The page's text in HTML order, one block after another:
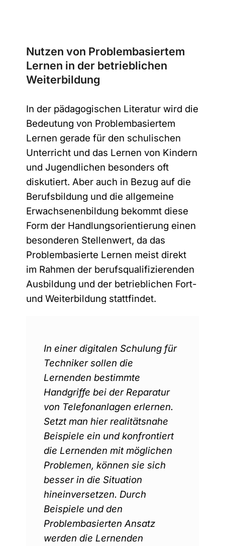
Nutzen von Problembasiertem
Lernen in der betrieblichen
Weiterbildung
In der pädagogischen Literatur wird die
Bedeutung von Problembasiertem
Lernen gerade für den schulischen
Unterricht und das Lernen von Kindern
und Jugendlichen besonders oft
diskutiert. Aber auch in Bezug auf die
Berufsbildung und die allgemeine
Erwachsenenbildung bekommt diese
Form der Handlungsorientierung einen
besonderen Stellenwert, da das
Problembasierte Lernen meist direkt
im Rahmen der berufsqualifizierenden
Ausbildung und der betrieblichen Fort-
und Weiterbildung stattfindet.
In einer digitalen Schulung für
Techniker sollen die
Lernenden bestimmte
Handgriffe bei der Reparatur
von Telefonanlagen erlernen.
Setzt man hier realitätsnahe
Beispiele ein und konfrontiert
die Lernenden mit möglichen
Problemen, können sie sich
besser in die Situation
hineinversetzen. Durch
Beispiele und den
Problembasierten Ansatz
werden die Lernenden